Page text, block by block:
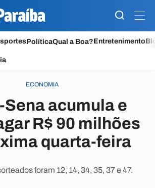
PolíticaQual a Boa?Entretenimento
ECONOMIA
Sena acumula e
R$ 90 milhões
quarta-feira
foram 12, 14, 34, 35, 37 e 47.